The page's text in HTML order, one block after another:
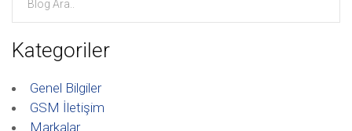
Kategoriler
Genel Bilgiler
GSM İletişim
Markalar